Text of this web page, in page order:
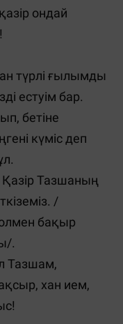
ондай
түрлі ғылымды
естуім бар.
бетіне
күміс деп
Қазір Тазшаның
/
бақыр
.
Тазшам,
хан ием,